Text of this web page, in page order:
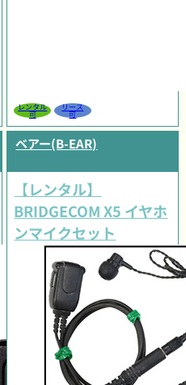
レンタル
可
リース
可
ベアー(B-EAR)
【レンタル】
BRIDGECOM X5 イヤホ
ンマイクセット